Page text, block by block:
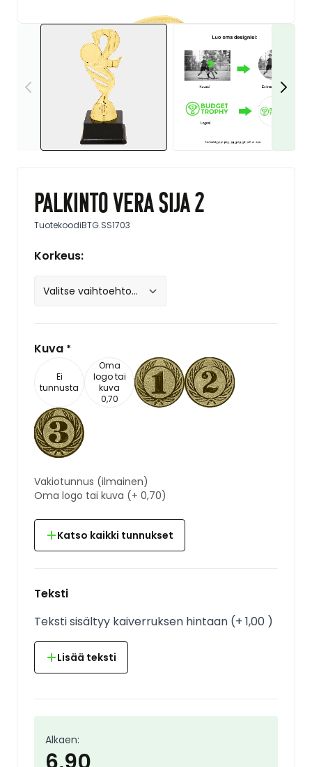
View larger image View larger
Palkinto Vera sija 2
TuotekoodiBTG.SS1703
Korkeus:
Kuva *
Ei
tunnusta
Oma
logo tai
kuva
0,70
Vakiotunnus (ilmainen)
Oma logo tai kuva (+ 0,70)
Katso kaikki tunnukset
Teksti
Teksti sisältyy kaiverruksen hintaan (+ 1,00 )
Lisää teksti
Alkaen: